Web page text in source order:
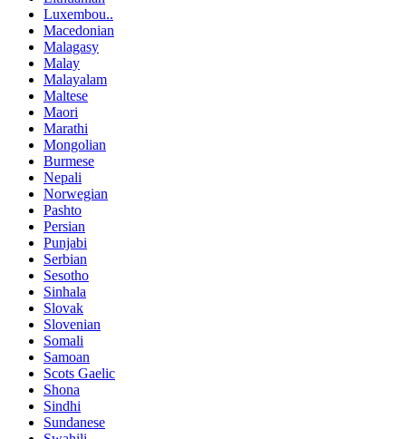
Luxembou..
Macedonian
Malagasy
Malay
Malayalam
Maltese
Maori
Marathi
Mongolian
Burmese
Nepali
Norwegian
Pashto
Persian
Punjabi
Serbian
Sesotho
Sinhala
Slovak
Slovenian
Somali
Samoan
Scots Gaelic
Shona
Sindhi
Sundanese